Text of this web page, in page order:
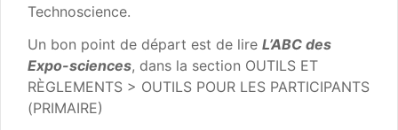
Technoscience.
Un bon point de départ est de lire L’ABC des
Expo-sciences, dans la section OUTILS ET
RÈGLEMENTS > OUTILS POUR LES PARTICIPANTS
(PRIMAIRE)